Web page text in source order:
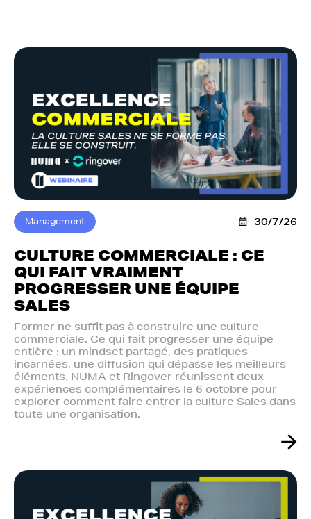
Management 30/7/26
CULTURE COMMERCIALE : CE
QUI FAIT VRAIMENT
PROGRESSER UNE ÉQUIPE
SALES
Former ne suffit pas à construire une culture
commerciale. Ce qui fait progresser une équipe
entière : un mindset partagé, des pratiques
incarnées, une diffusion qui dépasse les meilleurs
éléments. NUMA et Ringover réunissent deux
expériences complémentaires le 6 octobre pour
explorer comment faire entrer la culture Sales dans
toute une organisation.